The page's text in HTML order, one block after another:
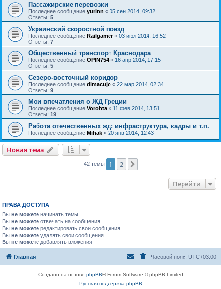
Пассажирские перевозки
Последнее сообщение yurinn « 05 сен 2014, 09:32
Ответы: 5
Украинский скоростной поезд
Последнее сообщение Railgamer« 03 июл 2014, 16:52
Ответы: 7
Общественный транспорт Краснодара
Последнее сообщение OPIN754 « 16 апр 2014, 17:15
Ответы: 5
Северо-восточный коридор
Последнее сообщение dimacujo « 22 мар 2014, 02:34
Ответы: 9
Мои впечатления о ЖД Греции
Последнее сообщение Vorohta « 11 фев 2014, 13:51
Ответы: 19
Работа отечественных жд: инфраструктура, кадры и т.п.
Последнее сообщение Mihak « 20 янв 2014, 12:43
Новая тема
42 темы 1 2
Перейти
ПРАВА ДОСТУПА
Вы не можете начинать темы
Вы не можете отвечать на сообщения
Вы не можете редактировать свои сообщения
Вы не можете удалять свои сообщения
Вы не можете добавлять вложения
Главная Часовой пояс: UTC+03:00
Создано на основе phpBB® Forum Software © phpBB Limited
Русская поддержка phpBB